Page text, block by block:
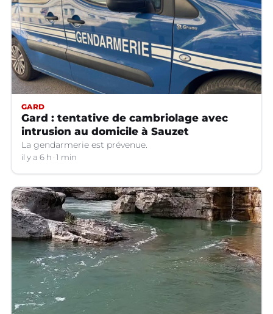
GARD
Gard : tentative de cambriolage avec
intrusion au domicile à Sauzet
La gendarmerie est prévenue.
il y a 6 h 1 min